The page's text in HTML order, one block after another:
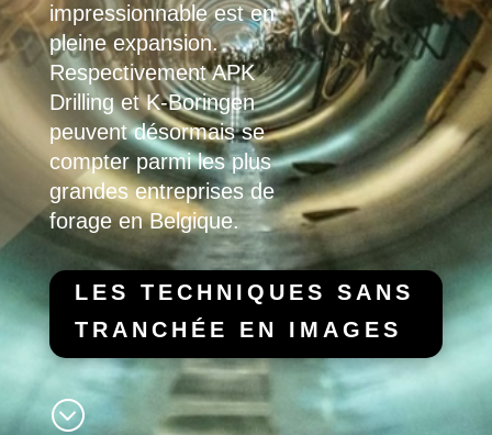
impressionnable est en
pleine expansion.
RespectivementAPK
DrillingetK-Boringen
peuvent désormais se
compter parmi les plus
grandes entreprises de
forage en Belgique.
LES TECHNIQUES SANS
TRANCHÉE EN IMAGES